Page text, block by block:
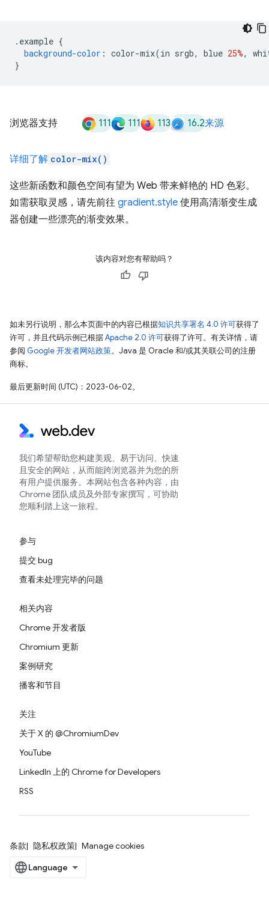
. example {
background-color : color-mix(in srgb, blue 25%,
}
浏览器支持 111 111 113 16.2来源
详细了解 color-mix()
这些新函数和颜色空间有望为 Web 带来鲜艳的 HD 色彩。
如需获取灵感，请先前往 gradient.style 使用高清渐变生成
器创建一些漂亮的渐变效果。
该内容对您有帮助吗？
如未另行说明，那么本页面中的内容已根据知识共享署名 4.0 许可获得了
许可，并且代码示例已根据Apache 2.0 许可获得了许可。有关详情，请
参阅 Google 开发者网站政策。Java 是 Oracle 和/或其关联公司的注册
商标。
最后更新时间 (UTC)：2023-06-02。
我们希望帮助您构建美观、易于访问、快速
且安全的网站，从而能跨浏览器并为您的所
有用户提供服务。本网站包含各种内容，由
Chrome 团队成员及外部专家撰写，可协助
您顺利踏上这一旅程。
参与
提交 bug
查看未处理完毕的问题
相关内容
Chrome 开发者版
Chromium 更新
案例研究
播客和节目
关注
关于 X 的 @ChromiumDev
YouTube
LinkedIn 上的 Chrome for Developers
RSS
条款 隐私权政策 Manage cookies